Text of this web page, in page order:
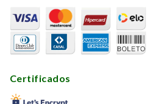
Certificados